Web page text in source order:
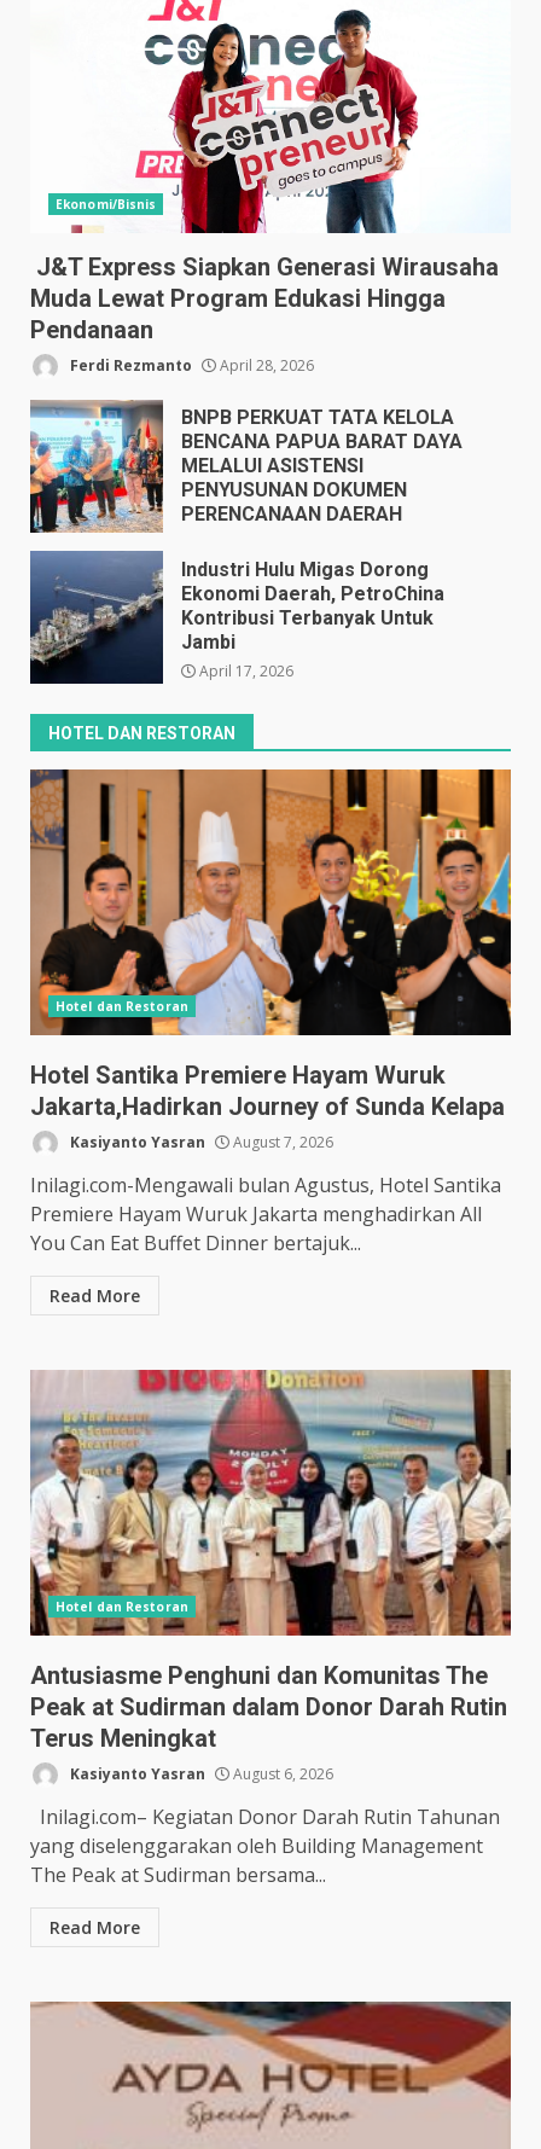
Ekonomi/Bisnis
J&T Express Siapkan Generasi Wirausaha
Muda Lewat Program Edukasi Hingga
Pendanaan
Ferdi Rezmanto April 28, 2026
BNPB PERKUAT TATA KELOLA
BENCANA PAPUA BARAT DAYA
MELALUI ASISTENSI
PENYUSUNAN DOKUMEN
PERENCANAAN DAERAH
Industri Hulu Migas Dorong
Ekonomi Daerah, PetroChina
Kontribusi Terbanyak Untuk
Jambi
April 17, 2026
HOTEL DAN RESTORAN
Hotel dan Restoran
Hotel Santika Premiere Hayam Wuruk
Jakarta,Hadirkan Journey of Sunda Kelapa
Kasiyanto Yasran August 7, 2026
Inilagi.com-Mengawali bulan Agustus, Hotel Santika
Premiere Hayam Wuruk Jakarta menghadirkan All
You Can Eat Buffet Dinner bertajuk...
Read More
Hotel dan Restoran
Antusiasme Penghuni dan Komunitas The
Peak at Sudirman dalam Donor Darah Rutin
Terus Meningkat
Kasiyanto Yasran August 6, 2026
Inilagi.com– Kegiatan Donor Darah Rutin Tahunan
yang diselenggarakan oleh Building Management
The Peak at Sudirman bersama...
Read More